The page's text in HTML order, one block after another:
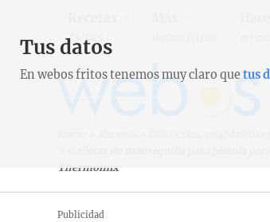
fáciles
Thermomix
Publicidad
Tus datos
En webos fritos tenemos muy claro quetus